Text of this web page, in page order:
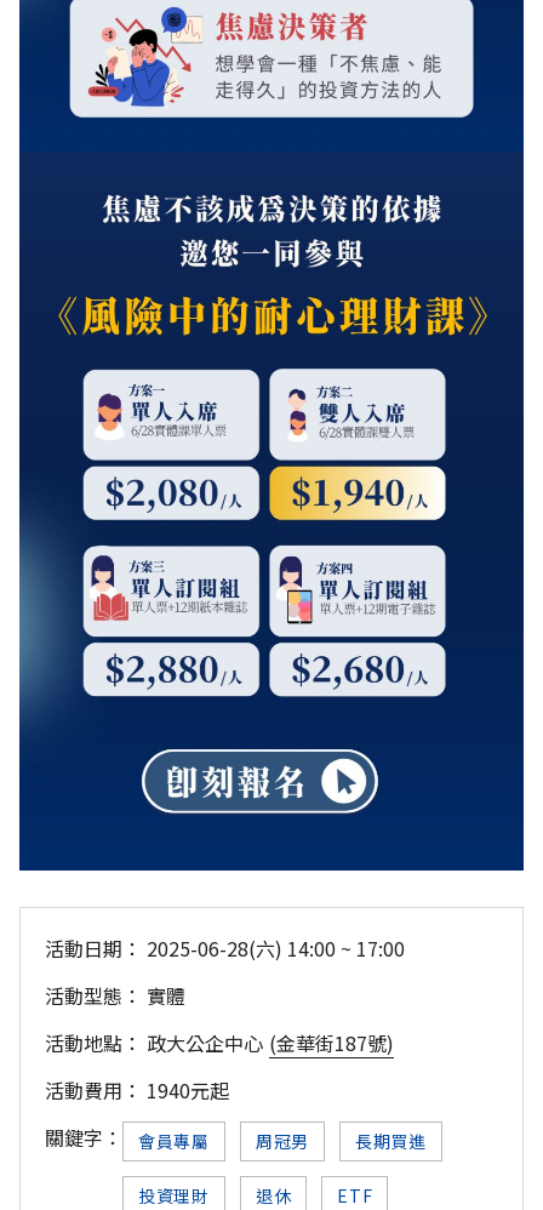
活動日期： 2025-06-28(六) 14:00 ~ 17:00
活動型態： 實體
活動地點： 政大公企中心 (金華街187號)
活動費用： 1940元起
關鍵字：
會員專屬 周冠男 長期買進
投資理財 退休 ETF